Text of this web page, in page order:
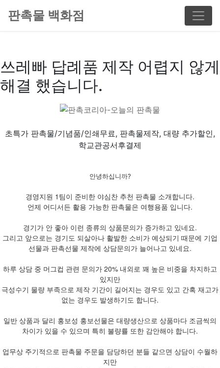
판촉물 백화점
쓰레빠 답례품 제작 어렵지 않게
해결 했습니다.
초특가 판촉물/기념품/인쇄무료, 판촉물제작, 대량 추가할인,
학교관공서후결제
안녕하십니까?
경영지원 1팀이 준비한 야심찬 추천 판촉물 소개합니다.
언제 어디서든 활용 가능한 판촉물은 여행용품 입니다.
경기가 안 좋아 이런 종류의 상품문의가 증가하고 있네요.
그리고 앞으로는 경기도 되살아나 활발한 소비가 예상되기 때문에 기업
선물과 판촉선물 제작에 상담문의가 늘어나고 있네요.
하루 상담 중 머그컵 관련 문의가 20% 내외로 꽤 높은 비중을 차지하고
있지만
극성수기 물량 부족으로 제작 기간이 길어지는 경우도 있고 간혹 재고가
없는 경우도 발생하기도 합니다.
일반 상품과 달리 홍보성 홍보선물은 대량생산으로 상품마다 조금씩의
차이가 있을 수 있으며 특히 불량률 또한 감안해야 합니다.
업무상 주기적으로 판촉물 주문을 담당하던 분들 같으면 상담이 수월하
지만